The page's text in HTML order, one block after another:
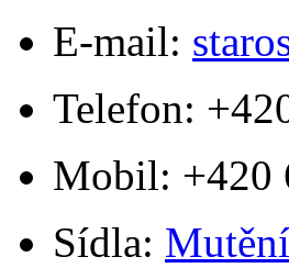
E-mail:
Telefon:
Mobil: +420
Sídla: